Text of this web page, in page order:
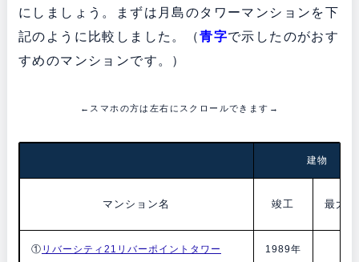
にしましょう。まずは月島のタワーマンションを下
記のように比較しました。（青字で示したのがおす
すめのマンションです。）
←スマホの方は左右にスクロールできます→
建物
マンション名 竣工 最大
① リバーシティ21リバーポイントタワー 1989年